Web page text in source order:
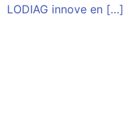
LODIAG innove en […]